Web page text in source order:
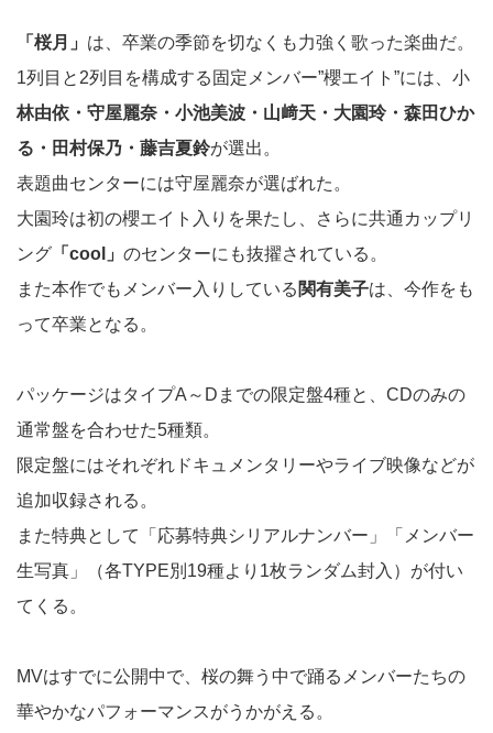
「桜月」 は、卒業の季節を切なくも力強く歌った楽曲だ。
1列目と2列目を構成する固定メンバー”櫻エイト”には、小
林由依・守屋麗奈・小池美波・山﨑天・大園玲・森田ひか
る・田村保乃・藤吉夏鈴が選出。
表題曲センターには守屋麗奈が選ばれた。
大園玲は初の櫻エイト入りを果たし、さらに共通カップリ
ング 「cool」 のセンターにも抜擢されている。
また本作でもメンバー入りしている 関有美子は、今作をも
って卒業となる。
パッケージはタイプA～Dまでの限定盤4種と、CDのみの
通常盤を合わせた5種類。
限定盤にはそれぞれドキュメンタリーやライブ映像などが
追加収録される。
また特典として「応募特典シリアルナンバー」「メンバー
生写真」（各TYPE別19種より1枚ランダム封入）が付い
てくる。
MVはすでに公開中で、桜の舞う中で踊るメンバーたちの
華やかなパフォーマンスがうかがえる。